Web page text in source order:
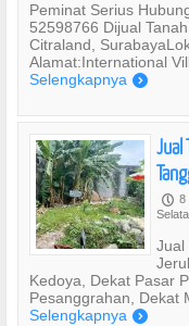
Peminat Serius
52598766 Dijual
Citraland,
Alamat:International
Selengkapnya )
Jual
P 8
Jual
Kedoya, Dekat Pasar
Pesanggrahan, Dekat
Selengkapnya )